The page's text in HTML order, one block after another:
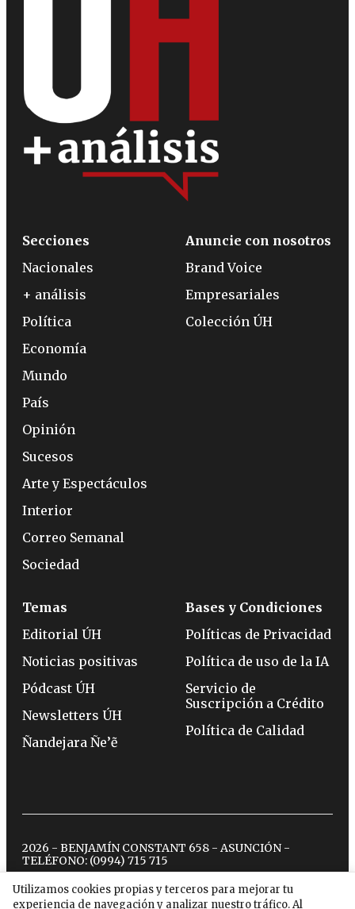
Utilizamos cookies propias y terceros para mejorar tu
experiencia de navegación y analizar nuestro tráfico. Al
Secciones
Nacionales
+ análisis
Política
Economía
Mundo
País
Opinión
Sucesos
Arte y Espectáculos
Interior
Correo Semanal
Sociedad
Anuncie con nosotros
Brand Voice
Empresariales
Colección ÚH
Temas
Editorial ÚH
Noticias positivas
Pódcast ÚH
Newsletters ÚH
Ñandejara Ñe’ẽ
Bases y Condiciones
Políticas de Privacidad
Política de uso de la IA
Servicio de
Suscripción a Crédito
Política de Calidad
2026 - BENJAMÍN CONSTANT 658 - ASUNCIÓN -
TELÉFONO: (0994) 715 715